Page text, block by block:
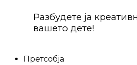
Разбудете ја
вашето дете!
Претсобја